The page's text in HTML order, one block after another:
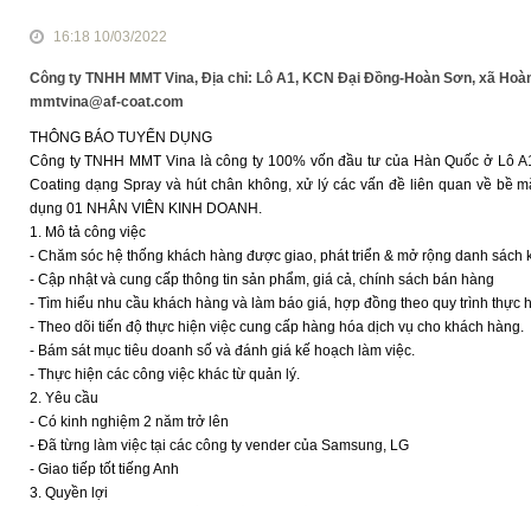
16:18 10/03/2022
Công ty TNHH MMT Vina, Địa chỉ: Lô A1, KCN Đại Đồng-Hoàn Sơn, xã
mmtvina@af-coat.com
THÔNG BÁO TUYỂN DỤNG
Công ty TNHH MMT Vina là công ty 100% vốn đầu tư của Hàn Quốc ở Lô
Coating dạng Spray và hút chân không, xử lý các vấn đề liên quan về bề
dụng 01 NHÂN VIÊN KINH DOANH.
1. Mô tả công việc
- Chăm sóc hệ thống khách hàng được giao, phát triển & mở rộng danh sách
- Cập nhật và cung cấp thông tin sản phẩm, giá cả, chính sách bán hàng
- Tìm hiểu nhu cầu khách hàng và làm báo giá, hợp đồng theo quy trình thực
- Theo dõi tiến độ thực hiện việc cung cấp hàng hóa dịch vụ cho khách hàng.
- Bám sát mục tiêu doanh số và đánh giá kế hoạch làm việc.
- Thực hiện các công việc khác từ quản lý.
2. Yêu cầu
- Có kinh nghiệm 2 năm trở lên
- Đã từng làm việc tại các công ty vender của Samsung, LG
- Giao tiếp tốt tiếng Anh
3. Quyền lợi